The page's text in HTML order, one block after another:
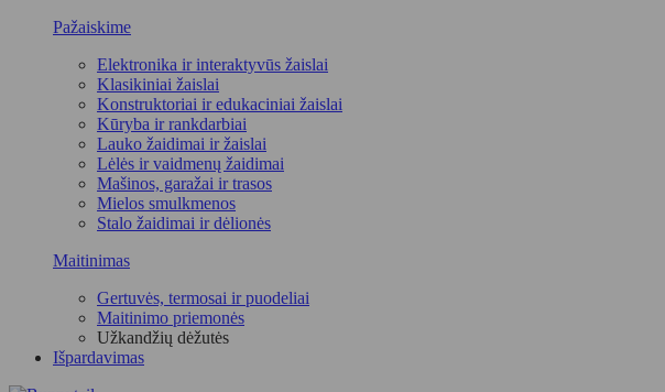
Pažaiskime
Elektronika ir interaktyvūs žaislai
Klasikiniai žaislai
Konstruktoriai ir edukaciniai žaislai
Kūryba ir rankdarbiai
Lauko žaidimai ir žaislai
Lėlės ir vaidmenų žaidimai
Mašinos, garažai ir trasos
Mielos smulkmenos
Stalo žaidimai ir dėlionės
Maitinimas
Gertuvės, termosai ir puodeliai
Maitinimo priemonės
Užkandžių dėžutės
Išpardavimas